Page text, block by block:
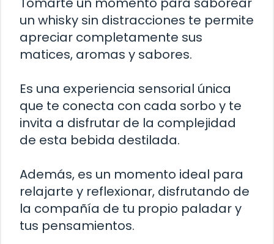
un whisky sin distracciones te permite
apreciar completamente sus
matices, aromas y sabores.
Es una experiencia sensorial única
que te conecta con cada sorbo y te
invita a disfrutar de la complejidad
de esta bebida destilada.
Además, es un momento ideal para
relajarte y reflexionar, disfrutando de
la compañía de tu propio paladar y
tus pensamientos.